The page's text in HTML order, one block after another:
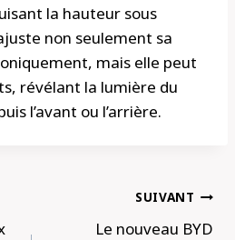
la hauteur sous
non seulement sa
mais elle peut
révélant la lumière du
l’avant ou l’arrière.
SUIVANT
Le nouveau BYD